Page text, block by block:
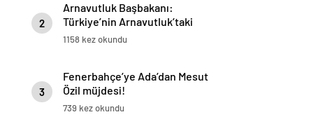
2
Arnavutluk Başbakanı:
Türkiye’nin Arnavutluk’taki
yatırım potansiyeli daha yüksek
1158 kez okundu
3
Fenerbahçe’ye Ada’dan Mesut
Özil müjdesi!
739 kez okundu